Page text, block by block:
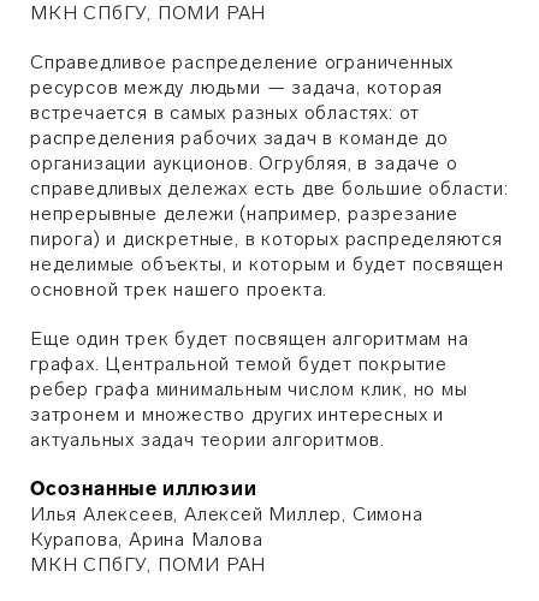
МКН СПбГУ, ПОМИ РАН
Справедливое распределение ограниченных
ресурсов между людьми — задача, которая
встречается в самых разных областях: от
распределения рабочих задач в команде до
организации аукционов. Огрубляя, в задаче о
справедливых дележах есть две большие области:
непрерывные дележи (например, разрезание
пирога) и дискретные, в которых распределяются
неделимые объекты, и которым и будет посвящен
основной трек нашего проекта.
Еще один трек будет посвящен алгоритмам на
графах. Центральной темой будет покрытие
ребер графа минимальным числом клик, но мы
затронем и множество других интересных и
актуальных задач теории алгоритмов.
Осознанные иллюзии
Илья Алексеев, Алексей Миллер, Симона
Курапова, Арина Малова
МКН СПбГУ, ПОМИ РАН